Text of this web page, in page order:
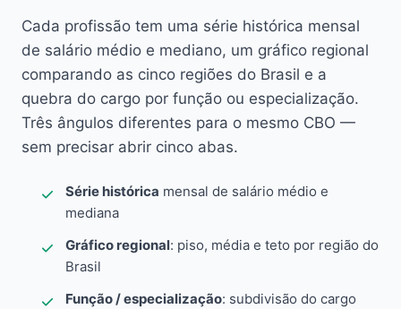
Cada profissão tem uma série histórica mensal
de salário médio e mediano, um gráfico regional
comparando as cinco regiões do Brasil e a
quebra do cargo por função ou especialização.
Três ângulos diferentes para o mesmo CBO —
sem precisar abrir cinco abas.
Série histórica mensal de salário médio e
mediana
Gráfico regional: piso, média e teto por região do
Brasil
Função / especialização: subdivisão do cargo